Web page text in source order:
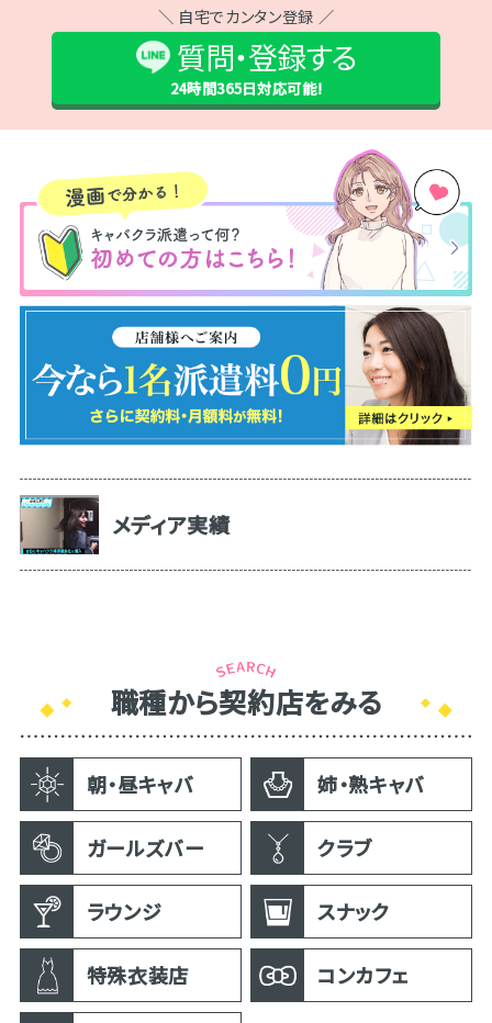
＼ 自宅でカンタン登録 ／
質問・登録する
24時間365日対応可能!
メディア実績
職種から契約店をみる
朝・昼キャバ 姉・熟キャバ
ガールズバー クラブ
ラウンジ スナック
特殊衣装店 コンカフェ